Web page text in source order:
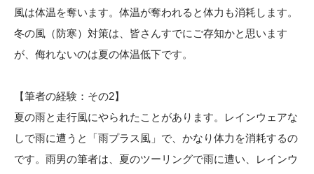
風は体温を奪います。体温が奪われると体力も消耗します。
冬の風（防寒）対策は、皆さんすでにご存知かと思います
が、侮れないのは夏の体温低下です。
【筆者の経験：その2】
夏の雨と走行風にやられたことがあります。レインウェアな
しで雨に遭うと「雨プラス風」で、かなり体力を消耗するの
です。雨男の筆者は、夏のツーリングで雨に遭い、レインウ